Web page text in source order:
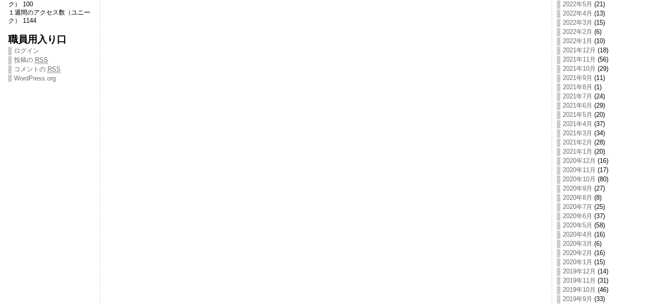
ク） 100
１週間のアクセス数（ユニー
ク） 1144
職員用入り口
ログイン
投稿の RSS
コメントの RSS
WordPress.org
2022年5月 (21)
2022年4月 (13)
2022年3月 (15)
2022年2月 (6)
2022年1月 (10)
2021年12月 (18)
2021年11月 (56)
2021年10月 (29)
2021年9月 (11)
2021年8月 (1)
2021年7月 (24)
2021年6月 (29)
2021年5月 (20)
2021年4月 (37)
2021年3月 (34)
2021年2月 (28)
2021年1月 (20)
2020年12月 (16)
2020年11月 (17)
2020年10月 (80)
2020年9月 (27)
2020年8月 (8)
2020年7月 (25)
2020年6月 (37)
2020年5月 (58)
2020年4月 (16)
2020年3月 (6)
2020年2月 (16)
2020年1月 (15)
2019年12月 (14)
2019年11月 (31)
2019年10月 (46)
2019年9月 (33)